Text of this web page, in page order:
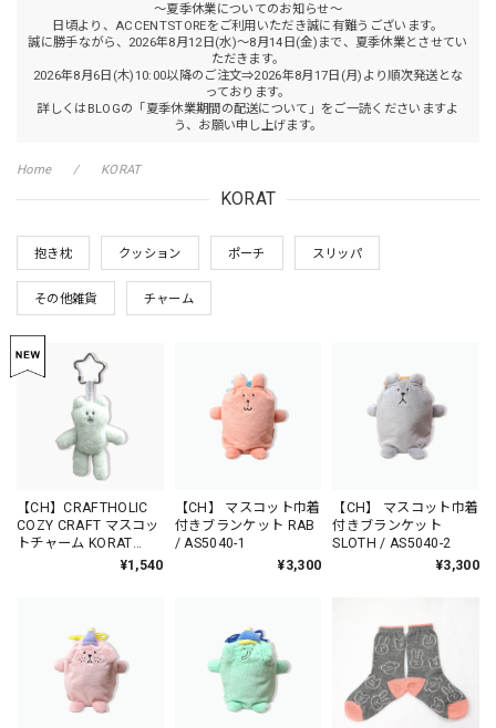
～夏季休業についてのお知らせ～
日頃より、ACCENTSTOREをご利用いただき誠に有難うございます。
誠に勝手ながら、2026年8月12日(水)～8月14日(金)まで、夏季休業とさせてい
ただきます。
2026年8月6日(木)10:00以降のご注文⇒2026年8月17日(月)より順次発送とな
っております。
詳しくはBLOGの「夏季休業期間の配送について」をご一読くださいますよ
う、お願い申し上げます。
Home KORAT
KORAT
抱き枕 クッション ポーチ スリッパ
その他雑貨 チャーム
【CH】CRAFTHOLIC
COZY CRAFT マスコッ
トチャーム KORAT
¥1,540
【CH】 マスコット巾着
付きブランケット RAB
/ AS5040-1
¥3,300
【CH】 マスコット巾着
付きブランケット
SLOTH / AS5040-2
¥3,300